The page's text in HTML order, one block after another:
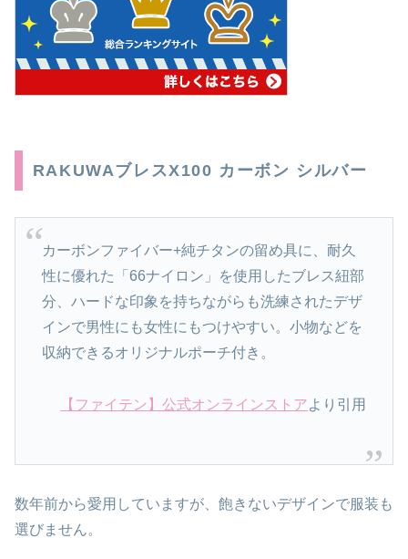
RAKUWAブレスX100 カーボン シルバー
カーボンファイバー+純チタンの留め具に、耐久
性に優れた「66ナイロン」を使用したブレス紐部
分、ハードな印象を持ちながらも洗練されたデザ
インで男性にも女性にもつけやすい。小物などを
収納できるオリジナルポーチ付き。
【ファイテン】公式オンラインストアより引用
数年前から愛用していますが、飽きないデザインで服装も
選びません。